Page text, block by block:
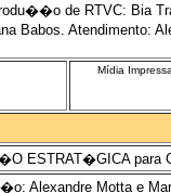
de RTVC: Bia
Babos. Atendimento:
Mídia
ESTRAT�GICA para
Alexandre Motta e